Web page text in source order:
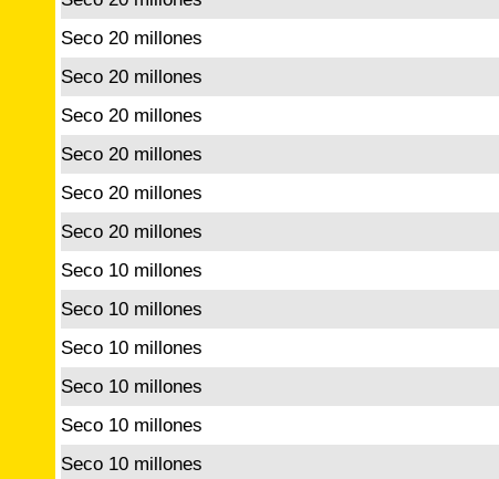
Seco 20 millones
Seco 20 millones
Seco 20 millones
Seco 20 millones
Seco 20 millones
Seco 20 millones
Seco 10 millones
Seco 10 millones
Seco 10 millones
Seco 10 millones
Seco 10 millones
Seco 10 millones